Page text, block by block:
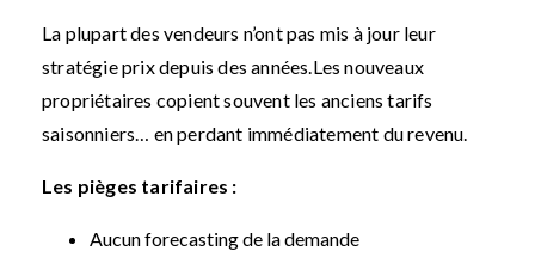
La plupart des vendeurs n’ont pas mis à jour leur
stratégie prix depuis des années.Les nouveaux
propriétaires copient souvent les anciens tarifs
saisonniers… en perdant immédiatement du revenu.
Les pièges tarifaires :
Aucun forecasting de la demande